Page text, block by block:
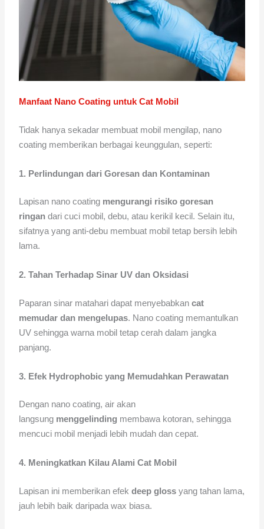
Manfaat Nano Coating untuk Cat Mobil
Tidak hanya sekadar membuat mobil mengilap, nano
coating memberikan berbagai keunggulan, seperti:
1. Perlindungan dari Goresan dan Kontaminan
Lapisan nano coating mengurangi risiko goresan
ringan dari cuci mobil, debu, atau kerikil kecil. Selain itu,
sifatnya yang anti-debu membuat mobil tetap bersih lebih
lama.
2. Tahan Terhadap Sinar UV dan Oksidasi
Paparan sinar matahari dapat menyebabkancat
memudar dan mengelupas. Nano coating memantulkan
UV sehingga warna mobil tetap cerah dalam jangka
panjang.
3. Efek Hydrophobic yang Memudahkan Perawatan
Dengan nano coating, air akan
langsung menggelinding membawa kotoran, sehingga
mencuci mobil menjadi lebih mudah dan cepat.
4. Meningkatkan Kilau Alami Cat Mobil
Lapisan ini memberikan efekdeep gloss yang tahan lama,
jauh lebih baik daripada wax biasa.